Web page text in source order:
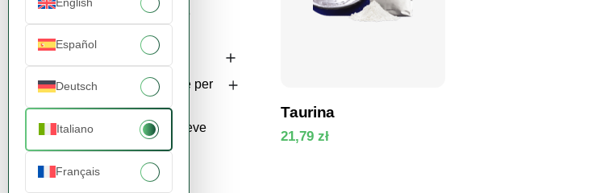
English
Español
Deutsch
Italiano
Français
Vitamine e
coenzimi
Latticini
Materie prime per
Scadenza breve
Taurina
21,79 zł